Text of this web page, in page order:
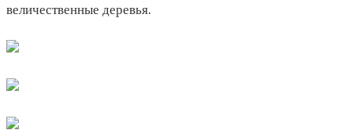
величественные деревья.